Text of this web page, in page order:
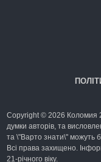
Copyright © 2026 Коломия
думки авторів, та
та \"Варто знати\" можуть
Всі права захищено.
21-річного віку.